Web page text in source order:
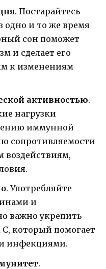
. Постарайтесь
одно и то же время
сон поможет
и сделает его
к изменениям
активностью.
нагрузки
иммунной
сопротивляемости
воздействиям,
. Употребляйте
и
важно укрепить
который помогает
и инфекциями.
.